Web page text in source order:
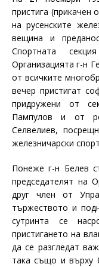
пристига (прикачен
на русенските
вещина и
Спортната
Организацията г-н
от всичките
вечер пристигат
придружени от
Пампулов и от
Селвелиев,
железничарски
Понеже г-н Белев
председателят на
друг член от
тържеството и
сутринта се
пристигането на
да се разгледат
така също и върху